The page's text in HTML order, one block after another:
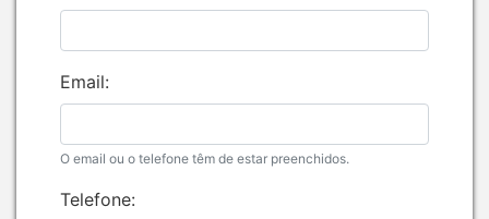
Email:
O email ou o telefone têm de estar preenchidos.
Telefone: